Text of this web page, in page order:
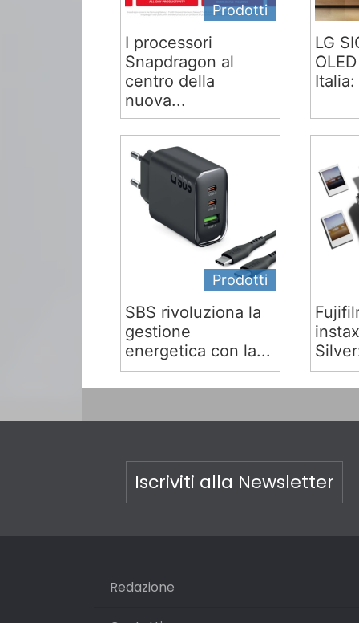
Prodotti
I processori
Snapdragon al
centro della
nuova...
LG
Prodotti
SBS rivoluziona la
gestione
energetica con la...
Iscriviti alla Newsletter
Redazione